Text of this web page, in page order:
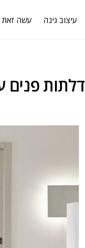
עשה עיצוב גינה
דלתות פנים